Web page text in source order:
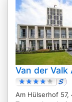
Van der
Am Hülserhof